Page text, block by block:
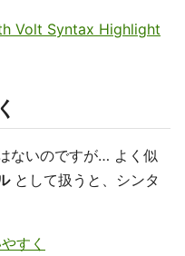
Volt Syntax Highlight
ないのですが… よく似
として扱うと、シンタ
すく